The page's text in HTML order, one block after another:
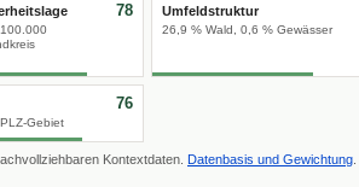
78 Umfeldstruktur
26,9 % Wald, 0,6 % Gewässer
Gebiet
76
Kontextdaten. Datenbasis und Gewichtung